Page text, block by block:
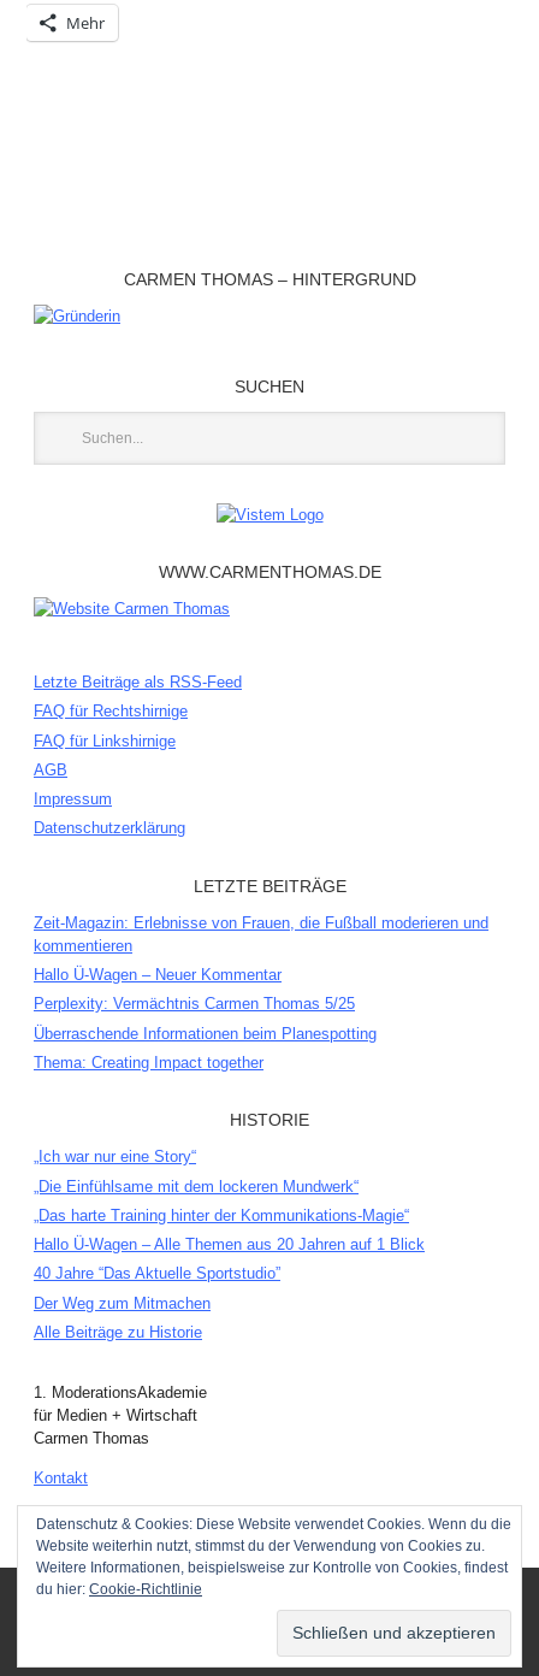
Datenschutz & Cookies: Diese Website verwendet Cookies. Wenn du die
Website weiterhin nutzt, stimmst du der Verwendung von Cookies zu.
Weitere Informationen, beispielsweise zur Kontrolle von Cookies, findest
du hier: Cookie-Richtlinie
Mehr
CARMEN THOMAS – HINTERGRUND
SUCHEN
WWW.CARMENTHOMAS.DE
Letzte Beiträge als RSS-Feed
FAQ für Rechtshirnige
FAQ für Linkshirnige
AGB
Impressum
Datenschutzerklärung
LETZTE BEITRÄGE
Zeit-Magazin: Erlebnisse von Frauen, die Fußball moderieren und
kommentieren
Hallo Ü-Wagen – Neuer Kommentar
Perplexity: Vermächtnis Carmen Thomas 5/25
Überraschende Informationen beim Planespotting
Thema: Creating Impact together
HISTORIE
„Ich war nur eine Story“
„Die Einfühlsame mit dem lockeren Mundwerk“
„Das harte Training hinter der Kommunikations-Magie“
Hallo Ü-Wagen – Alle Themen aus 20 Jahren auf 1 Blick
40 Jahre “Das Aktuelle Sportstudio”
Der Weg zum Mitmachen
Alle Beiträge zu Historie
1. ModerationsAkademie
für Medien + Wirtschaft
Carmen Thomas
Kontakt
Hintergrundbilder anzeigen
www.moderationsakademie.de
Nach oben